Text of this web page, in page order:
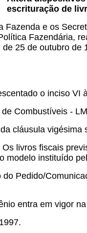
escrituração de
Fazenda e os
Fazendária,
de 25 de outubro
o inciso VI
Combustíveis -
cláusula vigésima
livros fiscais
modelo instituído
do Pedido/
entra em vigor